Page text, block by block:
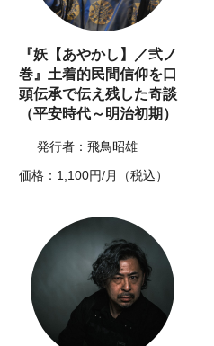
『妖【あやかし】／弐ノ
巻』土着的民間信仰を口
頭伝承で伝え残した奇談
（平安時代～明治初期）
発行者：飛鳥昭雄
価格：1,100円/月（税込）